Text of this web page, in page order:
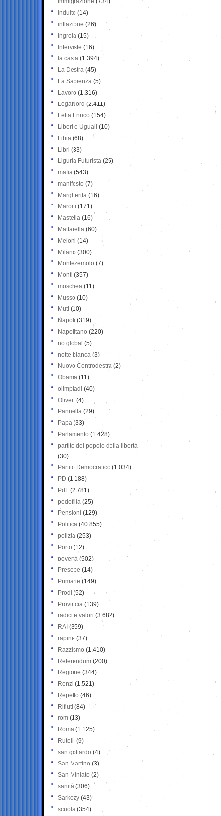
Immigrazione (734)
indulto (14)
inflazione (26)
Ingroia (15)
Interviste (16)
la casta (1.394)
La Destra (45)
La Sapienza (5)
Lavoro (1.316)
LegaNord (2.411)
Letta Enrico (154)
Liberi e Uguali (10)
Libia (68)
Libri (33)
Liguria Futurista (25)
mafia (543)
manifesto (7)
Margherita (16)
Maroni (171)
Mastella (16)
Mattarella (60)
Meloni (14)
Milano (300)
Montezemolo (7)
Monti (357)
moschea (11)
Musso (10)
Muti (10)
Napoli (319)
Napolitano (220)
no global (5)
notte bianca (3)
Nuovo Centrodestra (2)
Obama (11)
olimpiadi (40)
Oliveri (4)
Pannella (29)
Papa (33)
Parlamento (1.428)
partito del popolo della libertà
(30)
Partito Democratico (1.034)
PD (1.188)
PdL (2.781)
pedofilia (25)
Pensioni (129)
Politica (40.855)
polizia (253)
Porto (12)
povertà (502)
Presepe (14)
Primarie (149)
Prodi (52)
Provincia (139)
radici e valori (3.682)
RAI (359)
rapine (37)
Razzismo (1.410)
Referendum (200)
Regione (344)
Renzi (1.521)
Repetto (46)
Rifiuti (84)
rom (13)
Roma (1.125)
Rutelli (9)
san gottardo (4)
San Martino (3)
San Miniato (2)
sanità (306)
Sarkozy (43)
scuola (354)